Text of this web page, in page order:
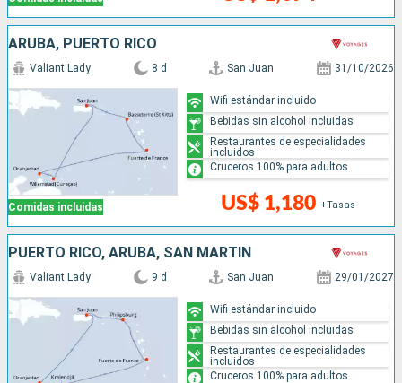
ARUBA, PUERTO RICO
Comidas incluidas
Valiant Lady 8 d San Juan 31/10/2026
US$ 1,180 +Tasas
Wifi estándar incluido
Bebidas sin alcohol incluidas
Restaurantes de especialidades
incluidos
Cruceros 100% para adultos
PUERTO RICO, ARUBA, SAN MARTÍN
Valiant Lady 9 d San Juan 29/01/2027
Wifi estándar incluido
Bebidas sin alcohol incluidas
Restaurantes de especialidades
incluidos
Cruceros 100% para adultos